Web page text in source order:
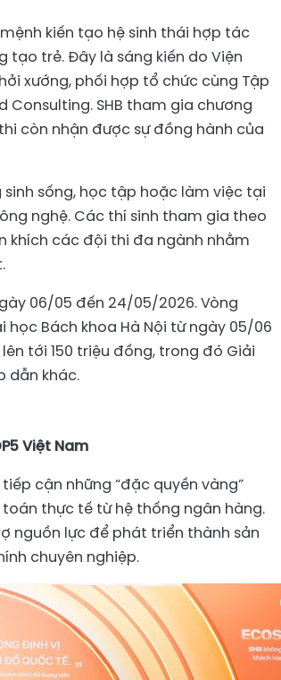
kiến tạo hệ sinh thái hợp tác
trẻ. Đây là sáng kiến do Viện
xướng, phối hợp tổ chức cùng Tập
Consulting. SHB tham gia chương
còn nhận được sự đồng hành của
sống, học tập hoặc làm việc tại
nghệ. Các thí sinh tham gia theo
khích các đội thi đa ngành nhằm
06/05 đến 24/05/2026. Vòng
Bách khoa Hà Nội từ ngày 05/06
tới 150 triệu đồng, trong đó Giải
dẫn khác.
Việt Nam
cận những “đặc quyền vàng”
thực tế từ hệ thống ngân hàng.
nguồn lực để phát triển thành sản
chuyên nghiệp.